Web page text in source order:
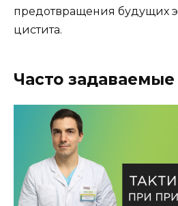
предотвращения будущих
цистита.
Часто